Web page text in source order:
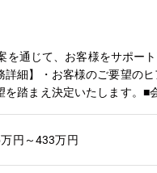
通じて、お客様をサポー
細】・お客様のご要望の
踏まえ決定いたします。■
を進みながら業務を覚えて
円～433万円